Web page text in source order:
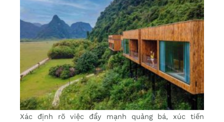
Xác định rõ việc đẩy mạnh quảng bá, xúc tiến